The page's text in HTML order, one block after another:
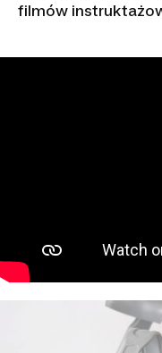
filmów